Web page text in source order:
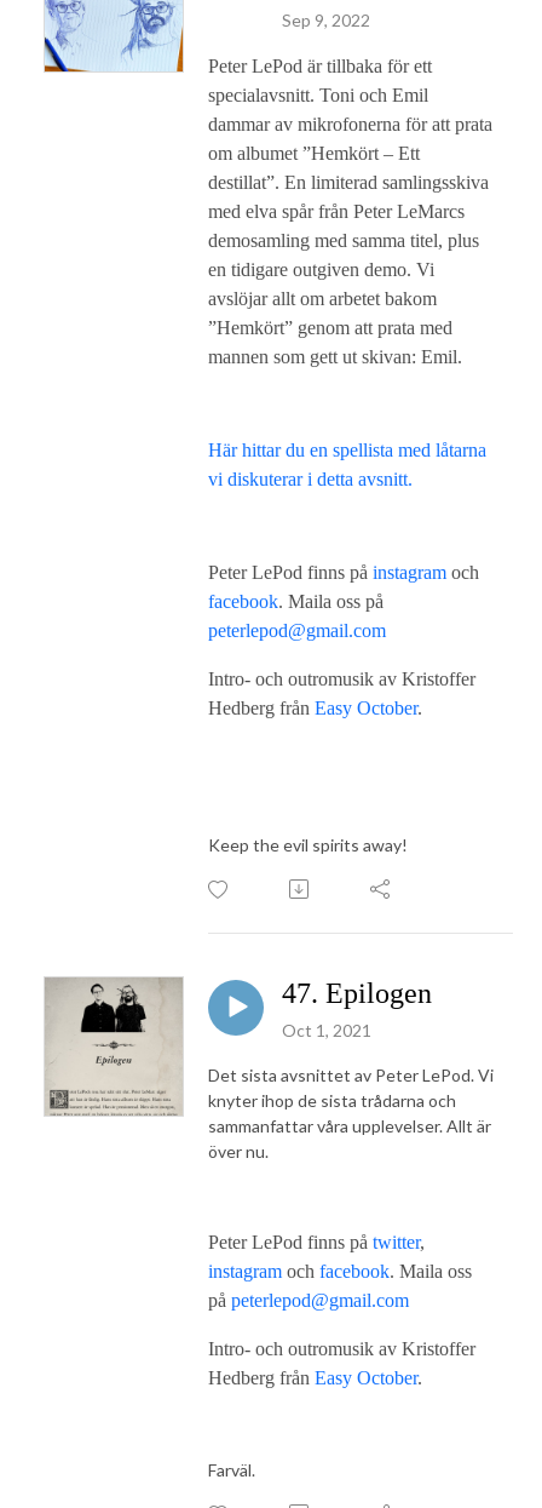
Sep 9, 2022
Peter LePod är tillbaka för ett
specialavsnitt. Toni och Emil
dammar av mikrofonerna för att prata
om albumet ”Hemkört – Ett
destillat”. En limiterad samlingsskiva
med elva spår från Peter LeMarcs
demosamling med samma titel, plus
en tidigare outgiven demo. Vi
avslöjar allt om arbetet bakom
”Hemkört” genom att prata med
mannen som gett ut skivan: Emil.
Här hittar du en spellista med låtarna
vi diskuterar i detta avsnitt.
Peter LePod finns på instagram och
facebook. Maila oss på
peterlepod@gmail.com
Intro- och outromusik av Kristoffer
Hedberg från Easy October.
Keep the evil spirits away!
47. Epilogen
Oct 1, 2021
Det sista avsnittet av Peter LePod. Vi
knyter ihop de sista trådarna och
sammanfattar våra upplevelser. Allt är
över nu.
Peter LePod finns på twitter,
instagram och facebook. Maila oss
på peterlepod@gmail.com
Intro- och outromusik av Kristoffer
Hedberg från Easy October.
Farväl.